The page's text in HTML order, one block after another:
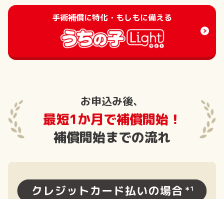
手術補償に特化・もしもに備える
お申込み後、
最短1か月で補償開始！
補償開始までの流れ